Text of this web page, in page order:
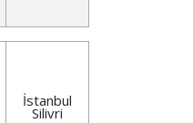
İstanbul
Silivri